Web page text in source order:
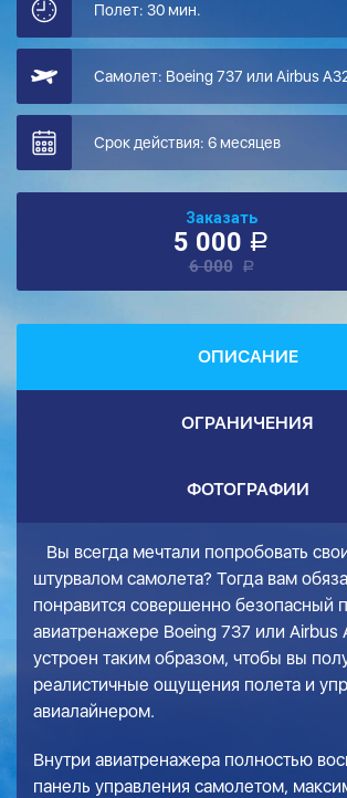
Полет: 30 мин.
Самолет: Boeing 737 или Airbus
Срок действия: 6 месяцев
Заказать
5 000 a
6 000 a
ОПИСАНИЕ
ОГРАНИЧЕНИЯ
ФОТОГРАФИИ
Вы всегда мечтали попробовать
штурвалом самолета? Тогда вам
понравится совершенно безопасный
авиатренажере Boeing 737 или Airbus
устроен таким образом, чтобы вы
реалистичные ощущения полета и
авиалайнером.
Внутри авиатренажера полностью
панель управления самолетом,